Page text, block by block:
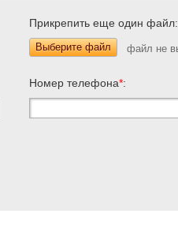
Прикрепить еще один файл:
Выберите файл
Номер телефона*: